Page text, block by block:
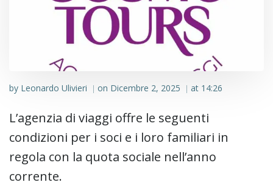
by Leonardo Ulivieri | on Dicembre 2, 2025 | at 14:26
L’agenzia di viaggi offre le seguenti
condizioni per i soci e i loro familiari in
regola con la quota sociale nell’anno
corrente.